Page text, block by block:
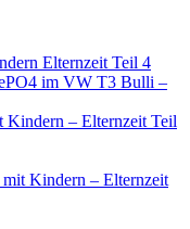
Elternzeit Teil 4
im VW T3 Bulli –
Kindern – Elternzeit Teil
Kindern – Elternzeit